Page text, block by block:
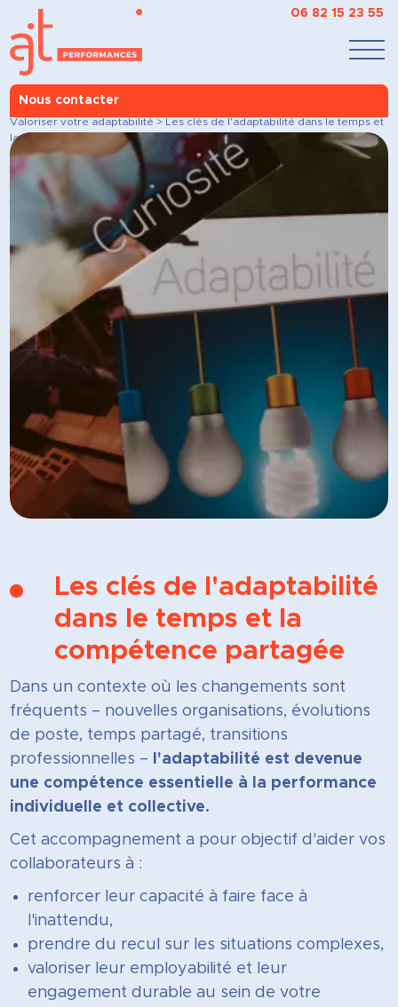
06 82 15 23 55
Nous contacter
AJT Performances>
Valoriser votre adaptabilité > Les clés de l'adaptabilité dans le temps et
la compétence partagée
Les clés de l'adaptabilité
dans le temps et la
compétence partagée
Dans un contexte où les changements sont
fréquents – nouvelles organisations, évolutions
de poste, temps partagé, transitions
professionnelles –
l'adaptabilité est devenue
une compétence essentielle à la performance
individuelle et collective.
Cet accompagnement a pour objectif d'aider vos
collaborateurs à :
renforcer leur capacité à faire face à
l'inattendu,
prendre du recul sur les situations complexes,
valoriser leur employabilité et leur
engagement durable au sein de votre